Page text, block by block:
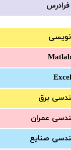
نویسی
برق
عمران
صنایع